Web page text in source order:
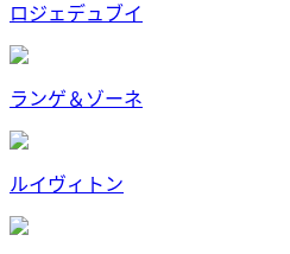
ロジェデュブイ
ランゲ＆ゾーネ
ルイヴィトン